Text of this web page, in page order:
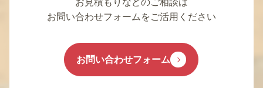
お問い合わせフォームをご活用ください
お問い合わせフォーム